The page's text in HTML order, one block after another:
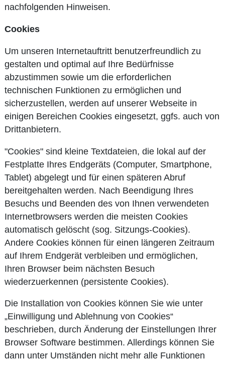
nachfolgenden Hinweisen.
Cookies
Um unseren Internetauftritt benutzerfreundlich zu
gestalten und optimal auf Ihre Bedürfnisse
abzustimmen sowie um die erforderlichen
technischen Funktionen zu ermöglichen und
sicherzustellen, werden auf unserer Webseite in
einigen Bereichen Cookies eingesetzt, ggfs. auch von
Drittanbietern.
"Cookies" sind kleine Textdateien, die lokal auf der
Festplatte Ihres Endgeräts (Computer, Smartphone,
Tablet) abgelegt und für einen späteren Abruf
bereitgehalten werden. Nach Beendigung Ihres
Besuchs und Beenden des von Ihnen verwendeten
Internetbrowsers werden die meisten Cookies
automatisch gelöscht (sog. Sitzungs-Cookies).
Andere Cookies können für einen längeren Zeitraum
auf Ihrem Endgerät verbleiben und ermöglichen,
Ihren Browser beim nächsten Besuch
wiederzuerkennen (persistente Cookies).
Die Installation von Cookies können Sie wie unter
„Einwilligung und Ablehnung von Cookies“
beschrieben, durch Änderung der Einstellungen Ihrer
Browser Software bestimmen. Allerdings können Sie
dann unter Umständen nicht mehr alle Funktionen